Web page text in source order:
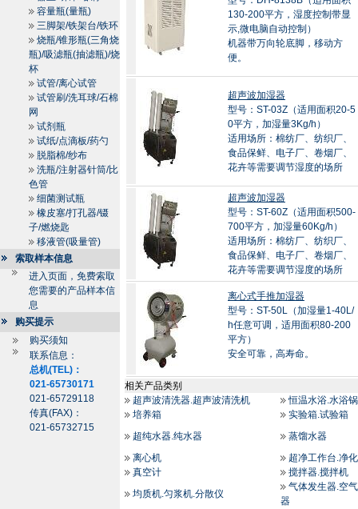
容量瓶(量瓶)
三脚架/铁架台/铁环
烧瓶/锥形瓶(三角烧
瓶)/吸滤瓶(抽滤瓶)/烧
杯
试管/离心试管
试管刷/洗耳球/石棉
网
试剂瓶
试纸/点滴板/药勺
脱脂棉/纱布
洗瓶/注射器针筒/比
色管
细菌测试瓶
橡皮塞/打孔器/镊
子/燃烧匙
移液管(吸量管)
索取样本信息
进入页面，免费索取
您需要的产品样本信
息
购买提示
购买须知
联系信息：
总机(TEL)：
021-65730171
021-65729118
传真(FAX)：
021-65732715
130-200平方，湿度控制带显
示,微电脑自动控制）
机器带万向轮底脚，移动方
便。
超声波加湿器
型号：ST-03Z（适用面积20-5
0平方，加湿量3Kg/h）
适用场所：棉纺厂、纺织厂、
食品保鲜、电子厂、卷烟厂、
花卉等需要调节湿度的场所
超声波加湿器
型号：ST-60Z（适用面积500-
700平方，加湿量60Kg/h）
适用场所：棉纺厂、纺织厂、
食品保鲜、电子厂、卷烟厂、
花卉等需要调节湿度的场所
离心式手推加湿器
型号：ST-50L（加湿量1-40L/
h任意可调，适用面积80-200
平方）
安全可靠，高寿命。
相关产品类别
超声波清洗器.超声波清洗机
恒温水浴.水浴锅
培养箱
实验箱.试验箱
超纯水器.纯水器
蒸馏水器
离心机
超净工作台.净
真空计
搅拌器.搅拌机
均质机.匀浆机.分散仪
气体发生器.空
器